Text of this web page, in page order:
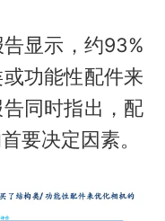
显示，约93%
功能性配件来
同时指出，配
要决定因素。